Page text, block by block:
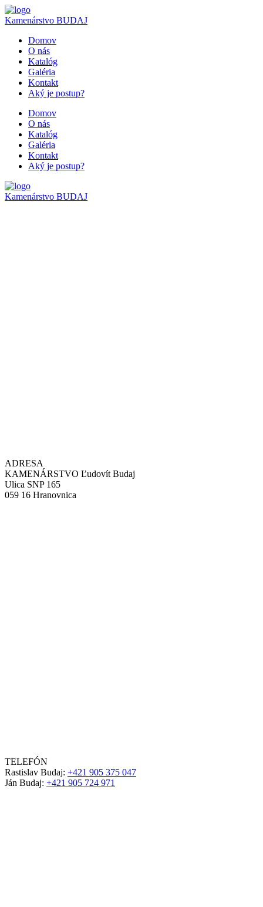
Kamenárstvo BUDAJ
Domov
O nás
Katalóg
Galéria
Kontakt
Aký je postup?
Domov
O nás
Katalóg
Galéria
Kontakt
Aký je postup?
Kamenárstvo BUDAJ
ADRESA
KAMENÁRSTVO Ľudovít Budaj
Ulica SNP 165
059 16 Hranovnica
TELEFÓN
Rastislav Budaj: +421 905 375 047
Ján Budaj: +421 905 724 971